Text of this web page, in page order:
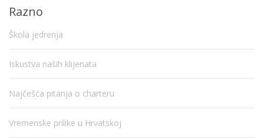
Razno
Škola jedrenja
Iskustva naših klijenata
Najčešća pitanja o charteru
Vremenske prilike u Hrvatskoj